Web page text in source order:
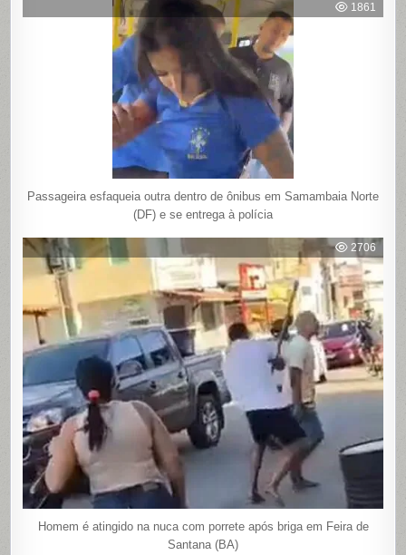
1861
Passageira esfaqueia outra dentro de ônibus em Samambaia Norte
(DF) e se entrega à polícia
2706
Homem é atingido na nuca com porrete após briga em Feira de
Santana (BA)